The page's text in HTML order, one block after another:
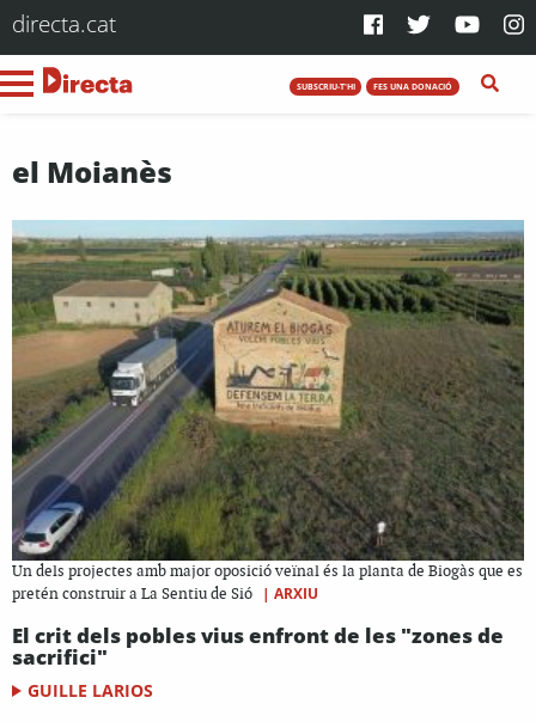
directa.cat
SUBSCRIU-T'HI FES UNA DONACIÓ
el Moianès
Un dels projectes amb major oposició veïnal és la planta de Biogàs que es
pretén construir a La Sentiu de Sió
| ARXIU
El crit dels pobles vius enfront de les "zones de
sacrifici"
GUILLE LARIOS